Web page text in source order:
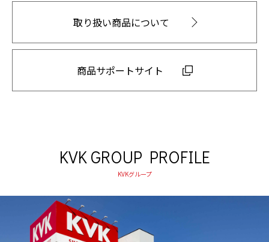
取り扱い商品について
商品サポートサイト
KVK GROUP PROFILE
KVKグループ